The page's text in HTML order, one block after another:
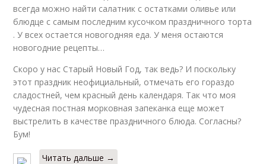
всегда можно найти салатник с остатками оливье или
блюдце с самым последним кусочком праздничного торта
. У всех остается новогодняя еда. У меня остаются
новогодние рецепты…
Скоро у нас Старый Новый Год, так ведь? И поскольку
этот праздник неофициальный, отмечать его гораздо
сладостней, чем красный день календаря. Так что моя
чудесная постная морковная запеканка еще может
выстрелить в качестве праздничного блюда. Согласны?
Бум!
Читать дальше →